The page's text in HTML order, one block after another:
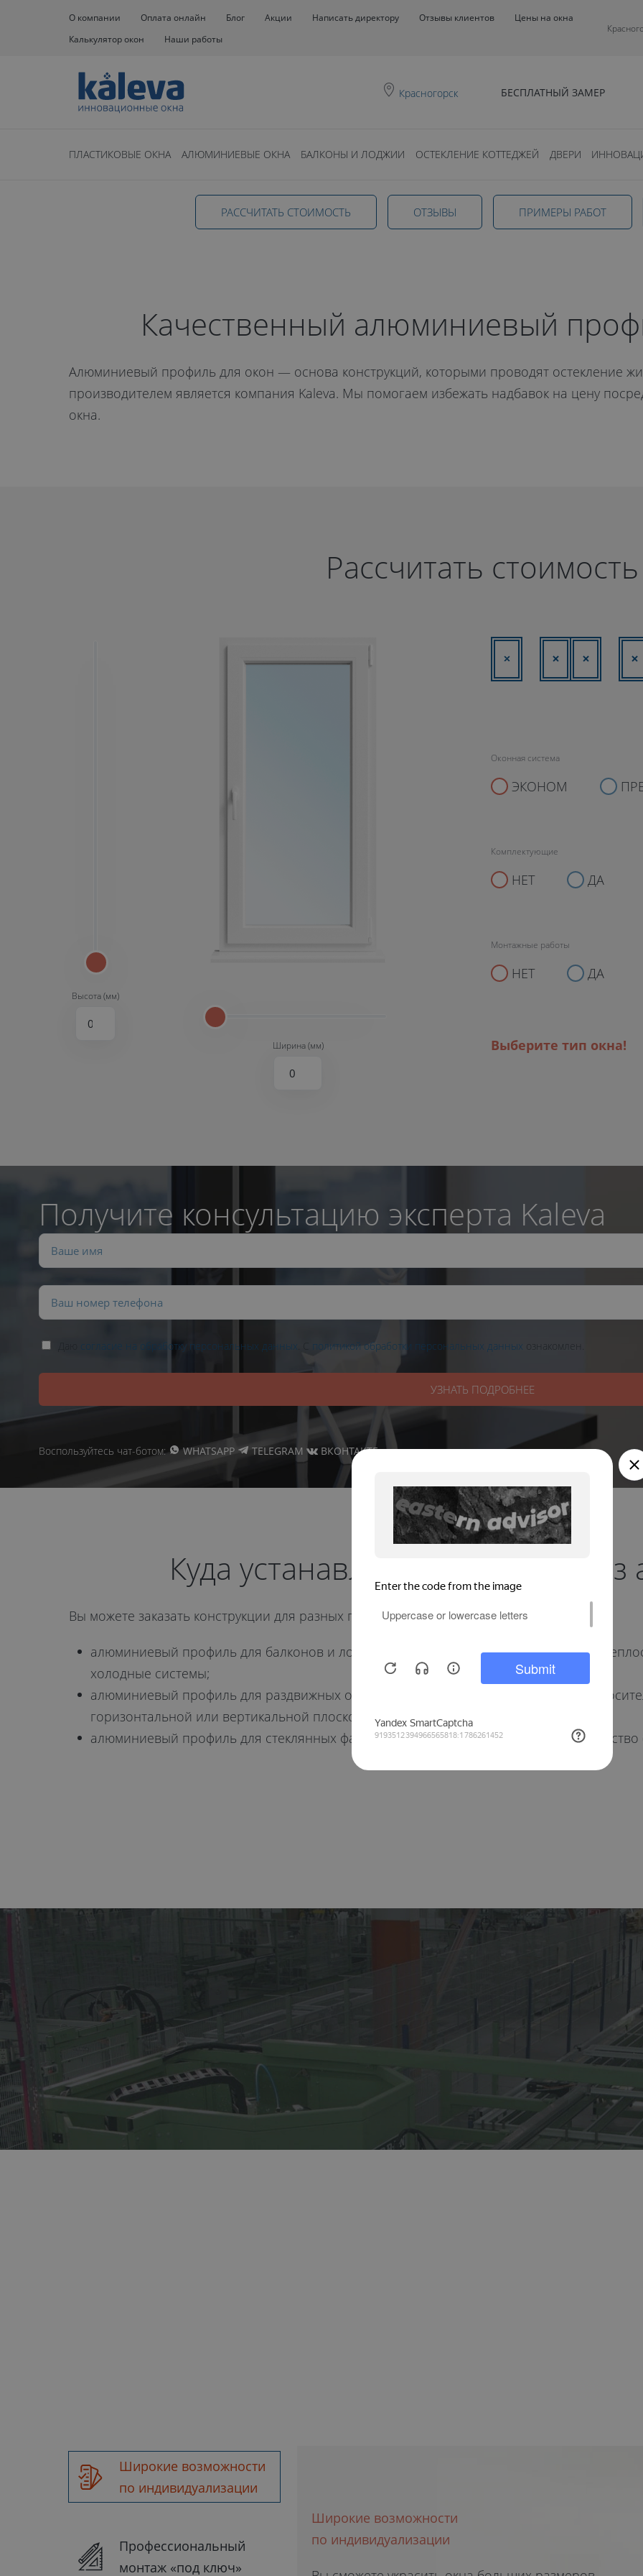
О компании Оплата онлайн Блог Акции Написать директору Отзывы клиентов
Цены на окна
Калькулятор окон
Наши работы
Красногорск БЕСПЛАТНЫЙ ЗАМЕР
ПЛАСТИКОВЫЕ ОКНА АЛЮМИНИЕВЫЕ ОКНА БАЛКОНЫ И ЛОДЖИИ ОСТЕКЛЕНИЕ КОТТЕДЖЕЙ ДВЕРИ
Алюминиевый
Красногорске
от 11 400 руб.
Окна Профиль Алюминиевый профиль
РАССЧИТАТЬ СТОИМОСТЬ ОТЗЫВЫ ПРИМЕРЫ РАБОТ
Качественный алюминиевый
Алюминиевый профиль для окон — основа конструкций, которыми проводят остекление
производителем является компания Kaleva. Мы помогаем избежать надбавок на цену
окна.
Рассчитать стоимость
Высота (мм)
Ширина (мм)
Оконная система
ЭКОНОМ
Комплектующие
НЕТ ДА
Монтажные работы
НЕТ ДА
Выберите тип окна!
Получите консультацию эксперта Kaleva
согласие на обработку персональных данных политикой обработки персональных данных ознакомлен.
УЗНАТЬ ПОДРОБНЕЕ
Воспользуйтесь чат-ботом: WHATSAPP TELEGRAM ВКОНТАКТЕ
Куда устанавливают профиль
Вы можете заказать конструкции для разных пространств. Мы предлагаем:
алюминиевый профиль для балконов и лоджий. В зависимости от потребностей в
холодные системы;
алюминиевый профиль для раздвижных окон. Раздвижные створки смещаются
горизонтальной или вертикальной плоскости;
алюминиевый профиль для стеклянных фасадов. Конструкции наполняют пространство
Широкие возможности
по индивидуализации
Профессиональный
монтаж «под ключ»
Широкие возможности
по индивидуализации